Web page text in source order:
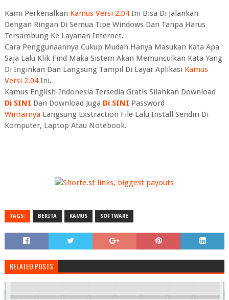
Kami Perkenalkan Kamus Versi 2.04Ini Bisa Di Jalankan
Dengan Ringan Di Semua Tipe Windows Dan Tanpa Harus
Tersambung Ke Layanan Internet.
Cara Penggunaannya Cukup Mudah Hanya Masukan Kata Apa
Saja Lalu Klik Find Maka Sistem Akan Memunculkan Kata Yang
Di Inginkan Dan Langsung Tampil Di Layar Aplikasi Kamus
Versi 2.04Ini.
Kamus English-Indonesia Tersedia Gratis Silahkan Download
Di SINI Dan Download Juga Di SINI Password
WinrarnyaLangsung Exstraction File Lalu Install Sendiri Di
Komputer, Laptop Atau Notebook.
TAGS: BERITA KAMUS SOFTWARE
RELATED POSTS